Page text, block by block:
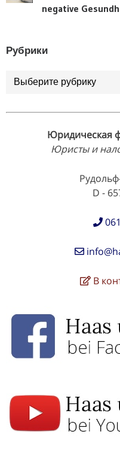
negative
Рубрики
Рубрики
Юридическая
Юристы и
D -
В